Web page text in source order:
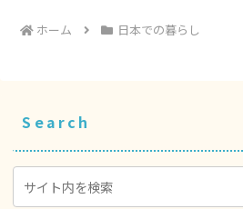
ホーム 日本での暮らし
Search